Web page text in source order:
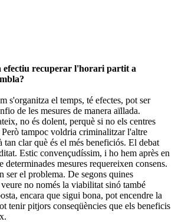
efectiu recuperar l'horari partit a
s'organitza el temps, té efectes, pot ser
de les mesures de manera aïllada.
no és dolent, perquè si no els centres
tampoc voldria criminalitzar l'altre
clar què és el més beneficiós. El debat
Estic convençudíssim, i ho hem après en
determinades mesures requereixen consens.
ser el problema. De segons quines
no només la viabilitat sinó també
encara que sigui bona, pot encendre la
tenir pitjors conseqüències que els beneficis